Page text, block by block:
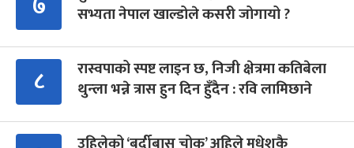
सभ्यता नेपाल खाल्डोले कसरी जोगायो ?
८
रास्वपाको स्पष्ट लाइन छ, निजी क्षेत्रमा कतिबेला
थुन्ला भन्ने त्रास हुन दिन हुँदैन : रवि लामिछाने